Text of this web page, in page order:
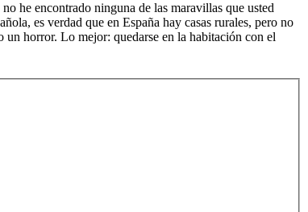
he encontrado ninguna de las maravillas que usted
es verdad que en España hay casas rurales, pero no
horror. Lo mejor: quedarse en la habitación con el